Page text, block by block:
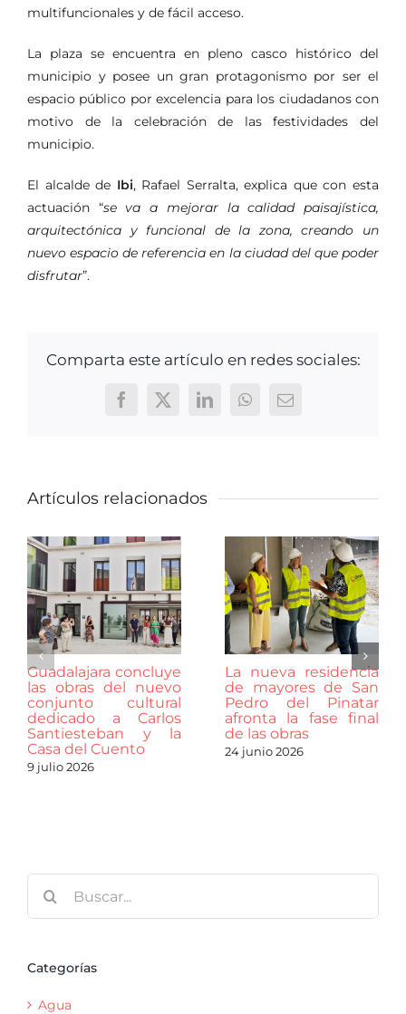
multifuncionales y de fácil acceso.
La plaza se encuentra en pleno casco histórico del
municipio y posee un gran protagonismo por ser el
espacio público por excelencia para los ciudadanos con
motivo de la celebración de las festividades del
municipio.
El alcalde de Ibi, Rafael Serralta, explica que con esta
actuación “se va a mejorar la calidad paisajística,
arquitectónica y funcional de la zona, creando un
nuevo espacio de referencia en la ciudad del que poder
disfrutar”.
Comparta este artículo en redes sociales:
Facebook
X LinkedInWhatsApp
Correo
Artículos relacionados
Guadalajara concluye
las obras del nuevo
conjunto cultural
dedicado a Carlos
Santiesteban y la
Casa del Cuento
9 julio 2026
La nueva residencia
de mayores de San
Pedro del Pinatar
afronta la fase final
de las obras
24 junio 2026
Categorías
Agua